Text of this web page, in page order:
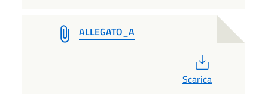
ALLEGATO_A
Scarica